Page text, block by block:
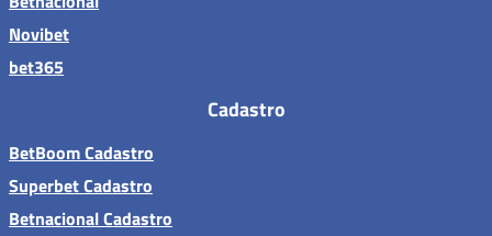
Novibet
bet365
Cadastro
BetBoom Cadastro
Superbet Cadastro
Betnacional Cadastro